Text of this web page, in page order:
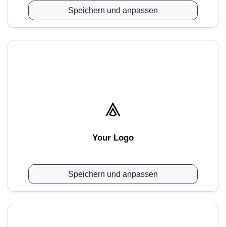
Speichern und anpassen
Your Logo
Speichern und anpassen